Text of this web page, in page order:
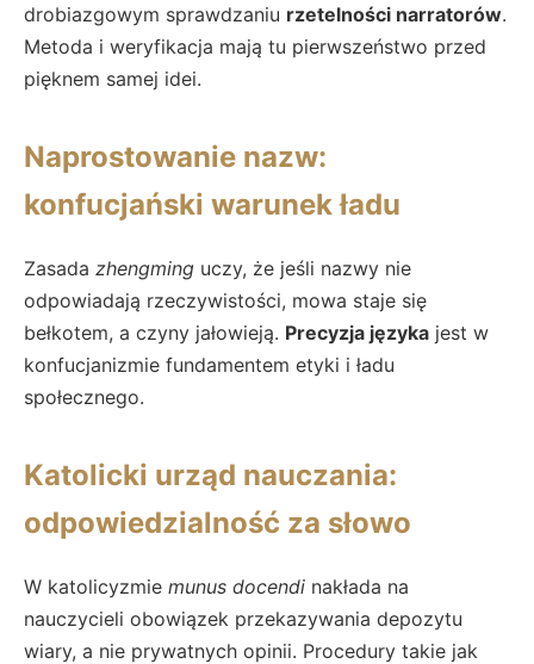
drobiazgowym sprawdzaniu rzetelności narratorów.
Metoda i weryfikacja mają tu pierwszeństwo przed
pięknem samej idei.
Naprostowanie nazw:
konfucjański warunek ładu
Zasada zhengming uczy, że jeśli nazwy nie
odpowiadają rzeczywistości, mowa staje się
bełkotem, a czyny jałowieją. Precyzja języka jest w
konfucjanizmie fundamentem etyki i ładu
społecznego.
Katolicki urząd nauczania:
odpowiedzialność za słowo
W katolicyzmie munus docendi nakłada na
nauczycieli obowiązek przekazywania depozytu
wiary, a nie prywatnych opinii. Procedury takie jak